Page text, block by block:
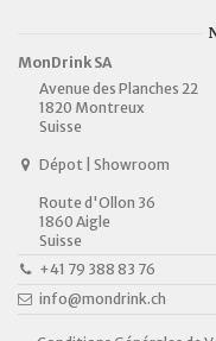
MonDrink SA
Avenue des Planches 22
1820 Montreux
Suisse
Dépot | Showroom
Route d'Ollon 36
1860 Aigle
Suisse
+41 79 388 83 76
info@mondrink.ch